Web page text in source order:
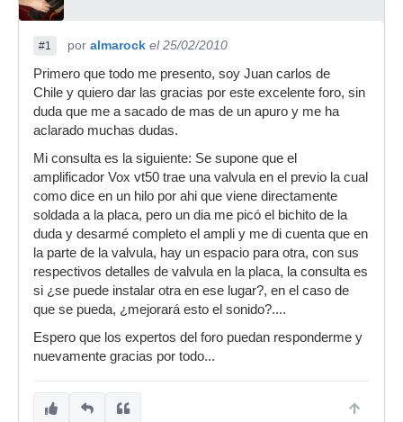
#1 por almarock el 25/02/2010
Primero que todo me presento, soy Juan carlos de
Chile y quiero dar las gracias por este excelente foro, sin
duda que me a sacado de mas de un apuro y me ha
aclarado muchas dudas.
Mi consulta es la siguiente: Se supone que el
amplificador Vox vt50 trae una valvula en el previo la cual
como dice en un hilo por ahi que viene directamente
soldada a la placa, pero un dia me picó el bichito de la
duda y desarmé completo el ampli y me di cuenta que en
la parte de la valvula, hay un espacio para otra, con sus
respectivos detalles de valvula en la placa, la consulta es
si ¿se puede instalar otra en ese lugar?, en el caso de
que se pueda, ¿mejorará esto el sonido?....
Espero que los expertos del foro puedan responderme y
nuevamente gracias por todo...